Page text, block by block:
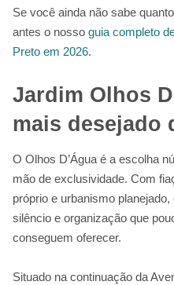
Se você ainda não sabe
antes o nosso guia completo
Preto em 2026.
Jardim Olhos
mais desejado
O Olhos D’Água é a escolha
mão de exclusividade. Com
próprio e urbanismo
silêncio e organização que
conseguem oferecer.
Situado na continuação da